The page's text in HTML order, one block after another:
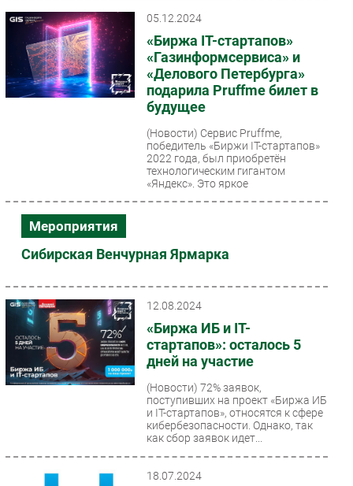
05.12.2024
«Биржа IT-стартапов»
«Газинформсервиса» и
«Делового Петербурга»
подарила Pruffme билет в
будущее
(Новости) Сервис Pruffme,
победитель «Биржи IT-стартапов»
2022 года, был приобретён
технологическим гигантом
«Яндекс». Это яркое
Мероприятия
Сибирская Венчурная Ярмарка
12.08.2024
«Биржа ИБ и IT-
стартапов»: осталось 5
дней на участие
(Новости) 72% заявок,
поступивших на проект «Биржа ИБ
и IT-стартапов», относятся к сфере
кибербезопасности. Однако, так
как сбор заявок идет...
18.07.2024